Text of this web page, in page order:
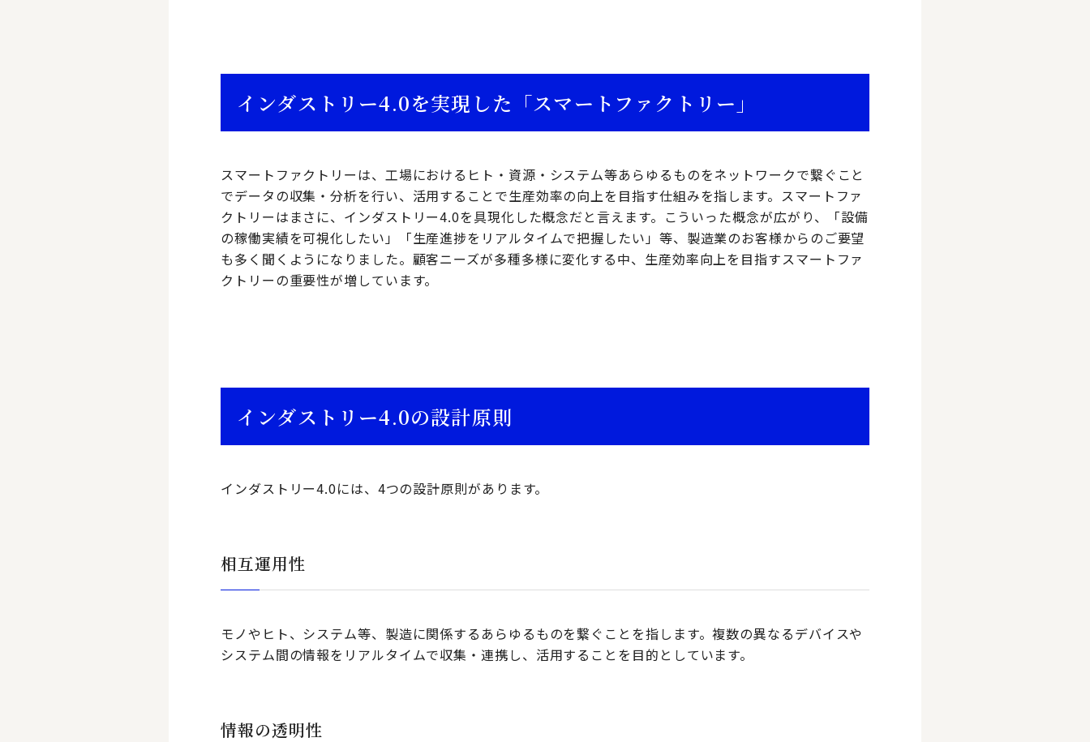
インダストリー4.0を実現した「スマートファクトリー」
スマートファクトリーは、工場におけるヒト・資源・システム等あらゆるものをネットワークで繋ぐこと
でデータの収集・分析を行い、活用することで生産効率の向上を目指す仕組みを指します。スマートファ
クトリーはまさに、インダストリー4.0を具現化した概念だと言えます。こういった概念が広がり、「設備
の稼働実績を可視化したい」「生産進捗をリアルタイムで把握したい」等、製造業のお客様からのご要望
も多く聞くようになりました。顧客ニーズが多種多様に変化する中、生産効率向上を目指すスマートファ
クトリーの重要性が増しています。
インダストリー4.0の設計原則
インダストリー4.0には、4つの設計原則があります。
相互運用性
モノやヒト、システム等、製造に関係するあらゆるものを繋ぐことを指します。複数の異なるデバイスや
システム間の情報をリアルタイムで収集・連携し、活用することを目的としています。
情報の透明性